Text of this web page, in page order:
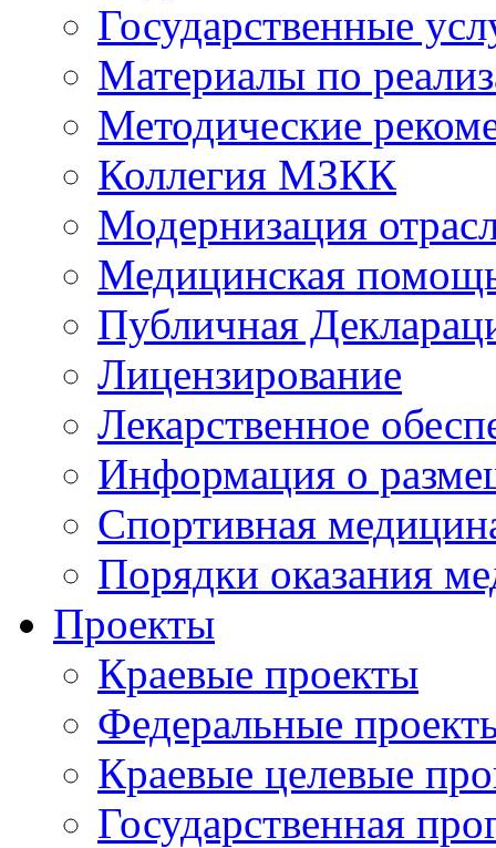
Государственные
Материалы по
Методические
Коллегия МЗКК
Модернизация
Медицинская
Публичная
Лицензирование
Лекарственное
Информация о
Спортивная
Порядки оказания
Проекты
Краевые проекты
Федеральные
Краевые целевые
Государственная